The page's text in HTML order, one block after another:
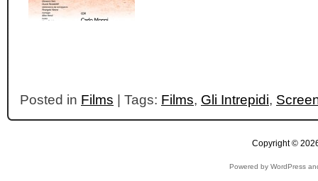
Posted in Films | Tags: Films, Gli Intrepidi,
Copyright ©
Powered by WordPress